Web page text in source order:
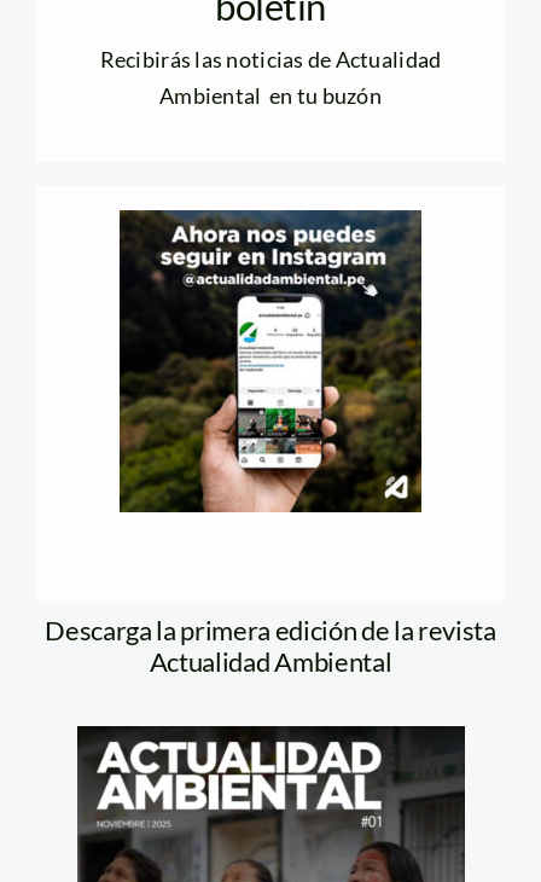
Recibirás las noticias de Actualidad
Ambiental en tu buzón
Descarga la primera edición de la revista
Actualidad Ambiental